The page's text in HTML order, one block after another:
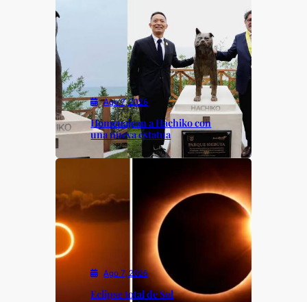
Ago 7, 2026
Homenajean a Hachiko con
una nueva estatua
Ago 7, 2026
Eclipse total de Sol